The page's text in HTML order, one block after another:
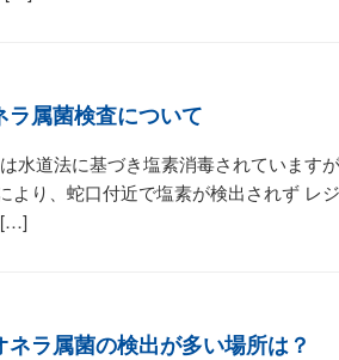
属菌検査について
水道法に基づき塩素消毒されています
より、蛇口付近で塩素が検出されず レ
[…]
ラ属菌の検出が多い場所は？